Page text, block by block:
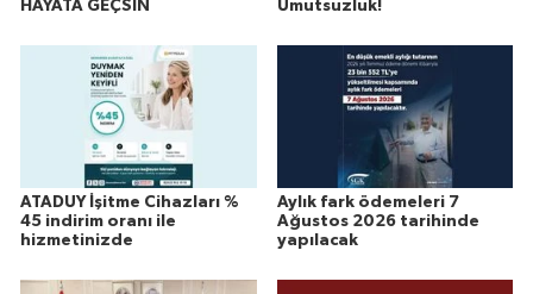
HAYATA GEÇSİN
Umutsuzluk!
ATADUY İşitme Cihazları %
45 indirim oranı ile
hizmetinizde
Aylık fark ödemeleri 7
Ağustos 2026 tarihinde
yapılacak